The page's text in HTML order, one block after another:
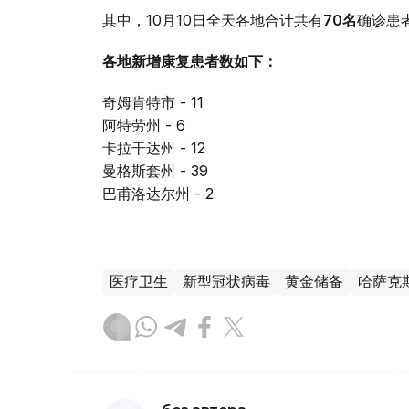
其中，10月10日全天各地合计共有70名确诊患
各地新增康复患者数如下：
奇姆肯特市 - 11
阿特劳州 - 6
卡拉干达州 - 12
曼格斯套州 - 39
巴甫洛达尔州 - 2
医疗卫生 新型冠状病毒 黄金储备 哈萨克